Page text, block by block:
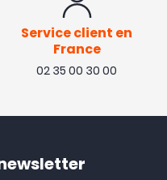
Service client en
France
02 35 00 30 00